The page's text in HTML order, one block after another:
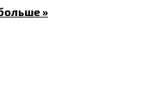
даже при длительной
»